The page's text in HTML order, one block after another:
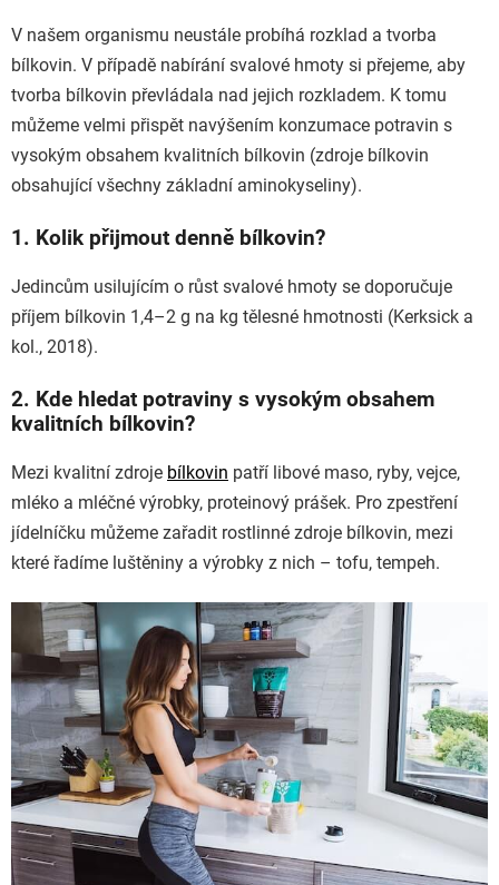
V našem organismu neustále probíhá rozklad a tvorba
bílkovin. V případě nabírání svalové hmoty si přejeme, aby
tvorba bílkovin převládala nad jejich rozkladem. K tomu
můžeme velmi přispět navýšením konzumace potravin s
vysokým obsahem kvalitních bílkovin (zdroje bílkovin
obsahující všechny základní aminokyseliny).
1. Kolik přijmout denně bílkovin?
Jedincům usilujícím o růst svalové hmoty se doporučuje
příjem bílkovin 1,4–2 g na kg tělesné hmotnosti (Kerksick a
kol., 2018).
2. Kde hledat potraviny s vysokým obsahem
kvalitních bílkovin?
Mezi kvalitní zdroje bílkovin patří libové maso, ryby, vejce,
mléko a mléčné výrobky, proteinový prášek. Pro zpestření
jídelníčku můžeme zařadit rostlinné zdroje bílkovin, mezi
které řadíme luštěniny a výrobky z nich – tofu, tempeh.